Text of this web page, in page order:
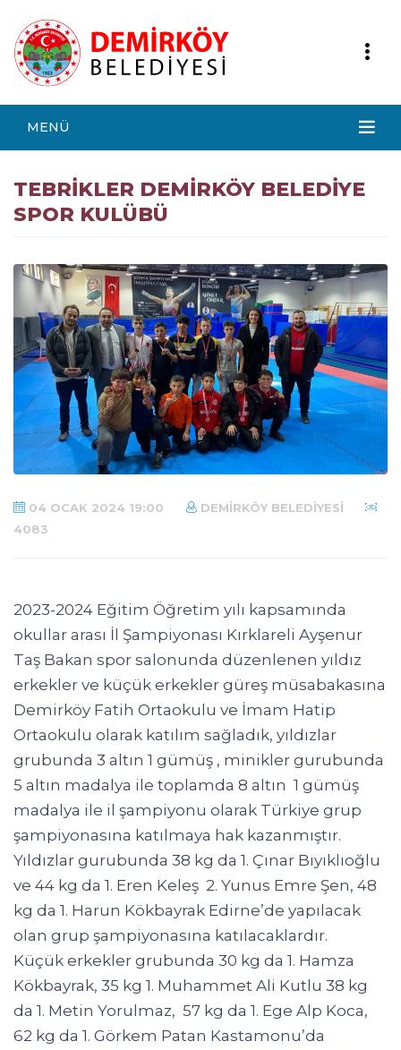
MENÜ
TEBRİKLER DEMİRKÖY BELEDİYE
SPOR KULÜBÜ
04 OCAK 2024 19:00
DEMIRKÖY BELEDIYESI
4083
2023-2024 Eğitim Öğretim yılı kapsamında
okullar arası İl Şampiyonası Kırklareli Ayşenur
Taş Bakan spor salonunda düzenlenen yıldız
erkekler ve küçük erkekler güreş müsabakasına
Demirköy Fatih Ortaokulu ve İmam Hatip
Ortaokulu olarak katılım sağladık, yıldızlar
grubunda 3 altın 1 gümüş , minikler gurubunda
5 altın madalya ile toplamda 8 altın 1 gümüş
madalya ile il şampiyonu olarak Türkiye grup
şampiyonasına katılmaya hak kazanmıştır.
Yıldızlar gurubunda 38 kg da 1. Çınar Bıyıklıoğlu
ve 44 kg da 1. Eren Keleş 2. Yunus Emre Şen, 48
kg da 1. Harun Kökbayrak Edirne’de yapılacak
olan grup şampiyonasına katılacaklardır.
Küçük erkekler grubunda 30 kg da 1. Hamza
Kökbayrak, 35 kg 1. Muhammet Ali Kutlu 38 kg
da 1. Metin Yorulmaz, 57 kg da 1. Ege Alp Koca,
62 kg da 1. Görkem Patan Kastamonu’da